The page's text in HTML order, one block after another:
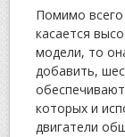
Помимо всего
касается
модели, то
добавить,
которых и
двигатели